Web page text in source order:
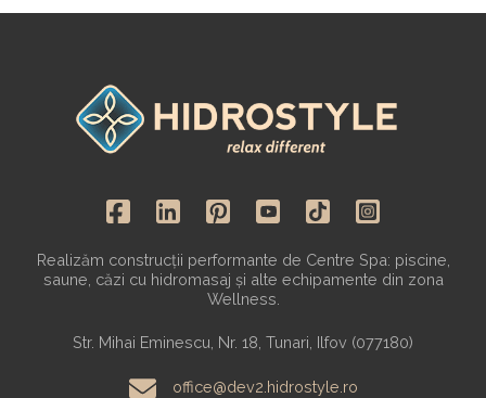
Realizăm construcții performante de Centre Spa: piscine,
saune, căzi cu hidromasaj și alte echipamente din zona
Wellness.
Str. Mihai Eminescu, Nr. 18, Tunari, Ilfov (077180)
office@dev2.hidrostyle.ro